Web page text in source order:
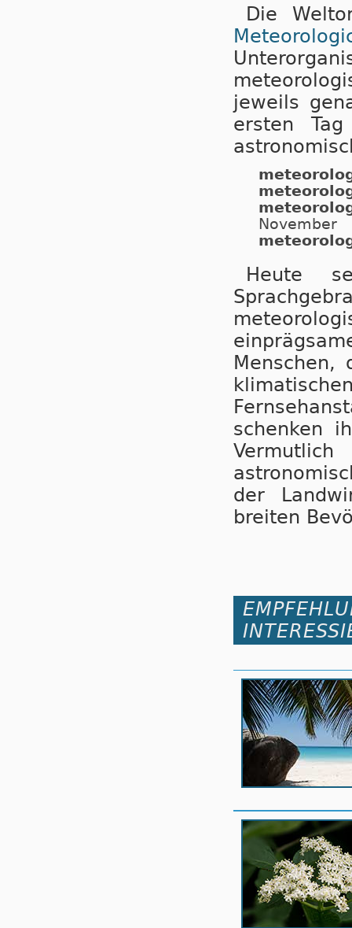
Die
jeweils
ersten
November
Heute
schenken
der
breiten